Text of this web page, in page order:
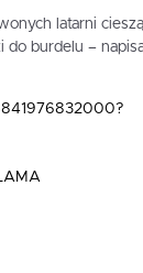
latarni
burdelu –